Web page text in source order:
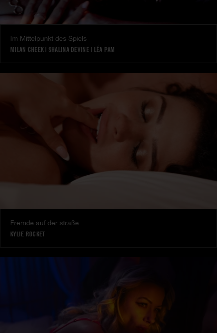
Im Mittelpunkt des Spiels
MILAN CHEEK | SHALINA DEVINE| LÉA PAM
Fremde auf der straße
KYLIE ROCKET